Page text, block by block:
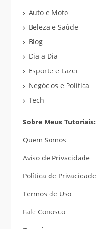
Auto e Moto
Beleza e Saúde
Blog
Dia a Dia
Esporte e Lazer
Negócios e Política
Tech
Sobre Meus Tutoriais:
Quem Somos
Aviso de Privacidade
Política de Privacidade
Termos de Uso
Fale Conosco